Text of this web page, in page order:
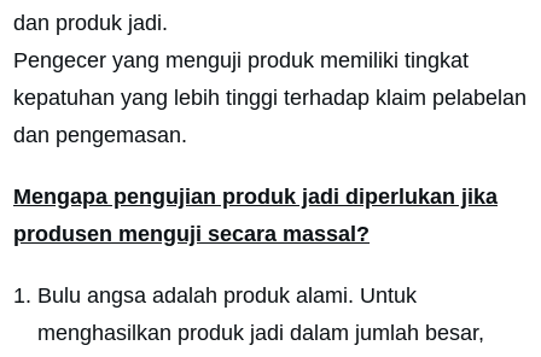
dan produk jadi.
Pengecer yang menguji produk memiliki tingkat
kepatuhan yang lebih tinggi terhadap klaim pelabelan
dan pengemasan.
Mengapa pengujian produk jadi diperlukan jika
produsen menguji secara massal?
Bulu angsa adalah produk alami. Untuk
menghasilkan produk jadi dalam jumlah besar,